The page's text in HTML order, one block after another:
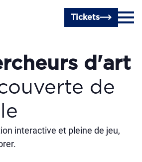
Tickets
d'art
de
interactive et pleine de jeu,